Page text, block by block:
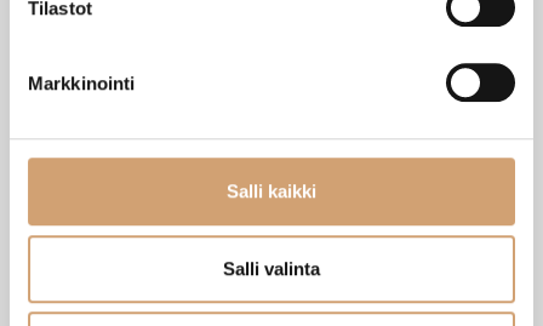
Tilastot
Markkinointi
Salli kaikki
Salli valinta